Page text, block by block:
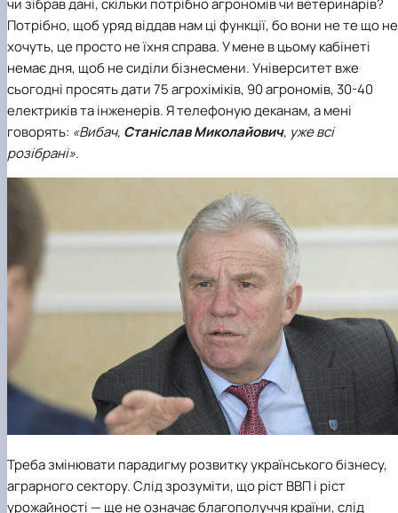
чи зібрав дані, скільки потрібно агрономів чи ветеринарів?
Потрібно, щоб уряд віддав нам ці функції, бо вони не те що не
хочуть, це просто не їхня справа. У мене в цьому кабінеті
немає дня, щоб не сиділи бізнесмени. Університет вже
сьогодні просять дати 75 агрохіміків, 90 агрономів, 30-40
електриків та інженерів. Я телефоную деканам, а мені
говорять: «Вибач, Станіслав Миколайович, уже всі
розібрані».
Треба змінювати парадигму розвитку українського бізнесу,
аграрного сектору. Слід зрозуміти, що ріст ВВП і ріст
урожайності — ще не означає благополуччя країни, слід